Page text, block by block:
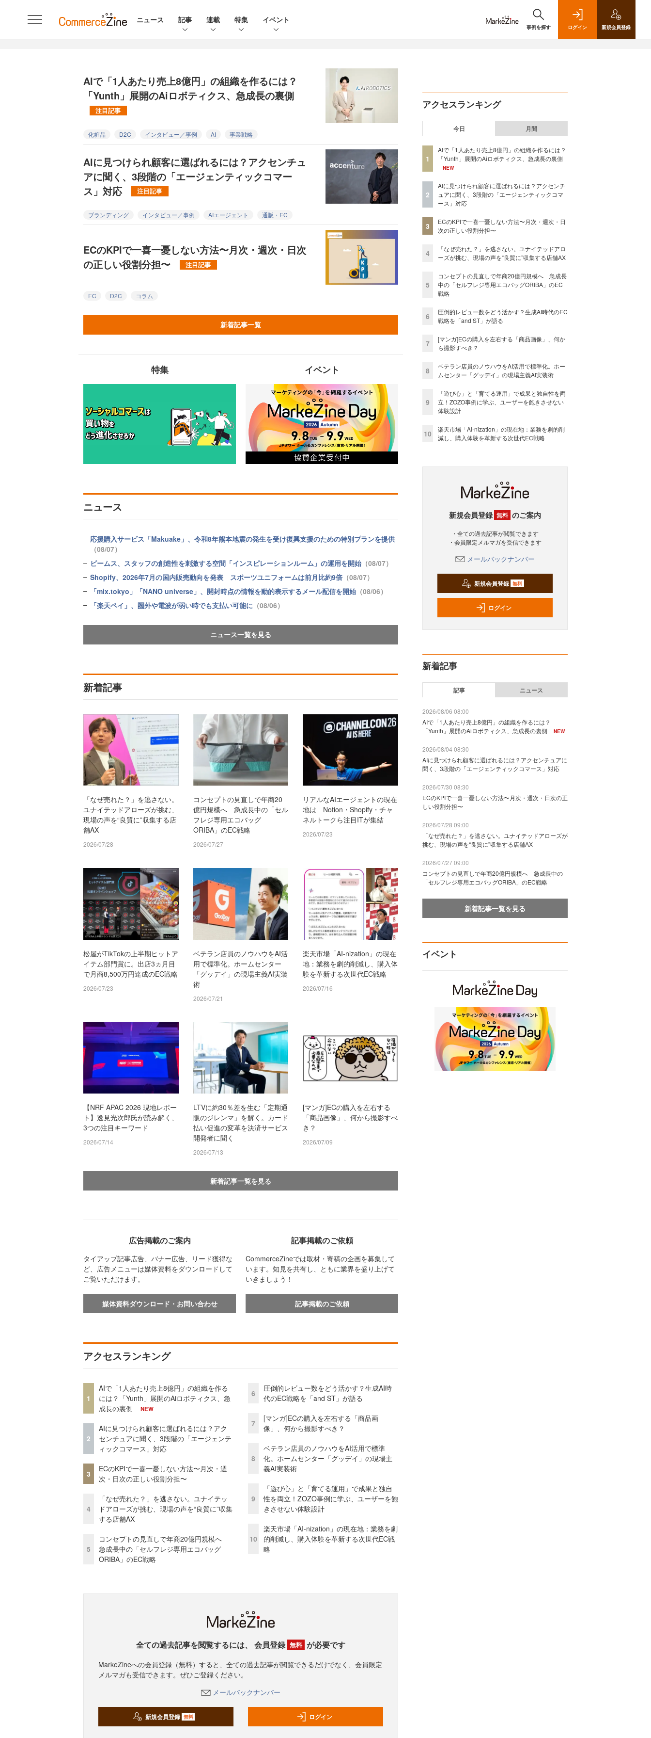
ニュース 記事 連載 特集 イベント
事例を探す ログイン 新規会員登録
AIで「1人あたり売上8億円」の組織を作るには？
「Yunth」展開のAiロボティクス、急成長の裏側
注目記事
化粧品 D2C インタビュー／事例 AI 事業戦略
AIに見つけられ顧客に選ばれるには？アクセンチュ
アに聞く、3段階の「エージェンティックコマー
ス」対応
注目記事
ブランディング インタビュー／事例 AIエージェント 通販・EC
ECのKPIで一喜一憂しない方法〜月次・週次・日次
の正しい役割分担〜
注目記事
EC D2C コラム
新着記事一覧
特集 イベント
ニュース
応援購入サービス「Makuake」、令和8年熊本地震の発生を受け復興支援のための特別プランを提供
（08/07）
ビームス、スタッフの創造性を刺激する空間「インスピレーションルーム」の運用を開始 （08/07）
Shopify、2026年7月の国内販売動向を発表 スポーツユニフォームは前月比約9倍 （08/07）
「mix.tokyo」「NANO universe」、開封時点の情報を動的表示するメール配信を開始 （08/06）
「楽天ペイ」、圏外や電波が弱い時でも支払い可能に （08/06）
ニュース一覧を見る
新着記事
「なぜ売れた？」を逃さない。
ユナイテッドアローズが挑む、
現場の声を“良質に”収集する店
舗AX
2026/07/28
コンセプトの見直しで年商20
億円規模へ 急成長中の「セル
フレジ専用エコバッグ
ORIBA」のEC戦略
2026/07/27
リアルなAIエージェントの現在
地は Notion・Shopify・チャ
ネルトークら注目ITが集結
2026/07/23
松屋がTikTokの上半期ヒットア
イテム部門賞に。出店3ヵ月目
で月商8,500万円達成のEC戦略
2026/07/23
ベテラン店員のノウハウをAI活
用で標準化。ホームセンター
「グッデイ」の現場主義AI実装
術
2026/07/21
楽天市場「AI-nization」の現在
地：業務を劇的削減し、購入体
験を革新する次世代EC戦略
2026/07/16
【NRF APAC 2026 現地レポー
ト】逸見光次郎氏が読み解く、
3つの注目キーワード
2026/07/14
LTVに約30％差を生む「定期通
販のジレンマ」を解く。カード
払い促進の変革を決済サービス
開発者に聞く
2026/07/13
[マンガ]ECの購入を左右する
「商品画像」、何から撮影すべ
き？
2026/07/09
新着記事一覧を見る
広告掲載のご案内
タイアップ記事広告、バナー広告、リード獲得な
ど、広告メニューは媒体資料をダウンロードして
ご覧いただけます。
媒体資料ダウンロード・お問い合わせ
記事掲載のご依頼
CommerceZineでは取材・寄稿の企画を募集して
います。知見を共有し、ともに業界を盛り上げて
いきましょう！
記事掲載のご依頼
アクセスランキング
1
AIで「1人あたり売上8億円」の組織を作る
には？「Yunth」展開のAiロボティクス、急
成長の裏側
NEW
2
AIに見つけられ顧客に選ばれるには？アク
センチュアに聞く、3段階の「エージェンテ
ィックコマース」対応
3
ECのKPIで一喜一憂しない方法〜月次・週
次・日次の正しい役割分担〜
4
「なぜ売れた？」を逃さない。ユナイテッ
ドアローズが挑む、現場の声を“良質に”収集
する店舗AX
5
コンセプトの見直しで年商20億円規模へ
急成長中の「セルフレジ専用エコバッグ
ORIBA」のEC戦略
6
圧倒的レビュー数をどう活かす？生成AI時
代のEC戦略を「and ST」が語る
7
[マンガ]ECの購入を左右する「商品画
像」、何から撮影すべき？
8
ベテラン店員のノウハウをAI活用で標準
化。ホームセンター「グッデイ」の現場主
義AI実装術
9
「遊び心」と「育てる運用」で成果と独自
性を両立！ZOZO事例に学ぶ、ユーザーを飽
きさせない体験設計
10
楽天市場「AI-nization」の現在地：業務を劇
的削減し、購入体験を革新する次世代EC戦
略
全ての過去記事を閲覧するには、 会員登録 無料 が必要です
MarkeZineへの会員登録（無料）すると、全ての過去記事が閲覧できるだけでなく、会員限定
メルマガも受信できます。ぜひご登録ください。
メールバックナンバー
新規会員登録 無料 ログイン
アクセスランキング
今日 月間
1
AIで「1人あたり売上8億円」の組織を作るには？
「Yunth」展開のAiロボティクス、急成長の裏側
NEW
2
AIに見つけられ顧客に選ばれるには？アクセンチ
ュアに聞く、3段階の「エージェンティックコマ
ース」対応
3
ECのKPIで一喜一憂しない方法〜月次・週次・日
次の正しい役割分担〜
4
「なぜ売れた？」を逃さない。ユナイテッドアロ
ーズが挑む、現場の声を“良質に”収集する店舗AX
5
コンセプトの見直しで年商20億円規模へ 急成長
中の「セルフレジ専用エコバッグORIBA」のEC
戦略
6
圧倒的レビュー数をどう活かす？生成AI時代のEC
戦略を「and ST」が語る
7
[マンガ]ECの購入を左右する「商品画像」、何か
ら撮影すべき？
8
ベテラン店員のノウハウをAI活用で標準化。ホー
ムセンター「グッデイ」の現場主義AI実装術
9
「遊び心」と「育てる運用」で成果と独自性を両
立！ZOZO事例に学ぶ、ユーザーを飽きさせない
体験設計
10
楽天市場「AI-nization」の現在地：業務を劇的削
減し、購入体験を革新する次世代EC戦略
新規会員登録 無料 のご案内
・全ての過去記事が閲覧できます
・会員限定メルマガを受信できます
メールバックナンバー
新規会員登録 無料
ログイン
新着記事
記事 ニュース
2026/08/06 08:00
AIで「1人あたり売上8億円」の組織を作るには？
「Yunth」展開のAiロボティクス、急成長の裏側
NEW
2026/08/04 08:30
AIに見つけられ顧客に選ばれるには？アクセンチュアに
聞く、3段階の「エージェンティックコマース」対応
2026/07/30 08:30
ECのKPIで一喜一憂しない方法〜月次・週次・日次の正
しい役割分担〜
2026/07/28 09:00
「なぜ売れた？」を逃さない。ユナイテッドアローズが
挑む、現場の声を“良質に”収集する店舗AX
2026/07/27 09:00
コンセプトの見直しで年商20億円規模へ 急成長中の
「セルフレジ専用エコバッグORIBA」のEC戦略
新着記事一覧を見る
イベント